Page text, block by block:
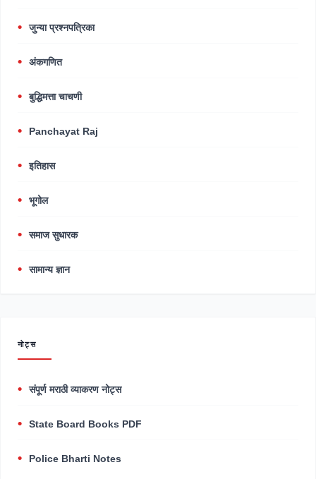
जुन्या प्रश्नपत्रिका
अंकगणित
बुद्धिमत्ता चाचणी
Panchayat Raj
इतिहास
भूगोल
समाज सुधारक
सामान्य ज्ञान
नोट्स
संपूर्ण मराठी व्याकरण नोट्स
State Board Books PDF
Police Bharti Notes